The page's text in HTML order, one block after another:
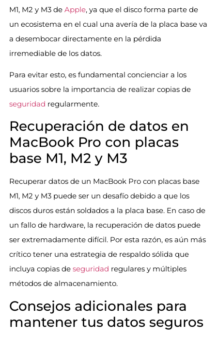
M1, M2 y M3 de Apple, ya que el disco forma parte de
un ecosistema en el cual una avería de la placa base va
a desembocar directamente en la pérdida
irremediable de los datos.
Para evitar esto, es fundamental concienciar a los
usuarios sobre la importancia de realizar copias de
seguridad regularmente.
Recuperación de datos en
MacBook Pro con placas
base M1, M2 y M3
Recuperar datos de un MacBook Pro con placas base
M1, M2 y M3 puede ser un desafío debido a que los
discos duros están soldados a la placa base. En caso de
un fallo de hardware, la recuperación de datos puede
ser extremadamente difícil. Por esta razón, es aún más
crítico tener una estrategia de respaldo sólida que
incluya copias de seguridad regulares y múltiples
métodos de almacenamiento.
Consejos adicionales para
mantener tus datos seguros